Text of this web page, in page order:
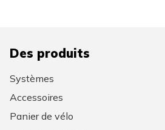
Des produits
Systèmes
Accessoires
Panier de vélo